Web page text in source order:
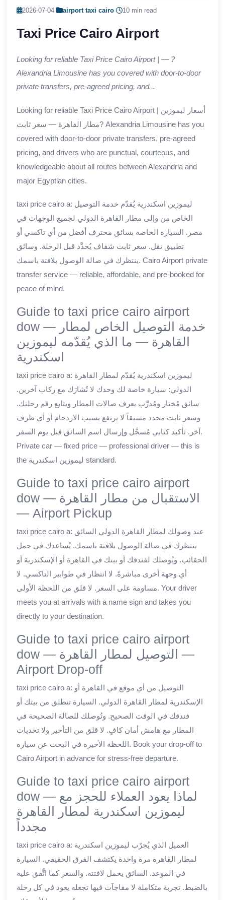
2026-07-04· airport taxi cairo· 10 min read
Taxi Price Cairo Airport
Looking for reliable Taxi Price Cairo Airport | — ?
Alexandria Limousine has you covered with door-to-door
private transfers, pre-agreed pricing, and...
Looking for reliable Taxi Price Cairo Airport | أسعار ليموزين
مطار القاهرة — سعر ثابت? Alexandria Limousine has you
covered with door-to-door private transfers, pre-agreed
pricing, and drivers who are punctual, courteous, and
knowledgeable about all routes between Alexandria and
major Egyptian cities.
taxi price cairo a: ليموزين اسكندرية يُقدّم خدمة التوصيل
الخاص من وإلى مطار القاهرة الدولي لجميع الوجهات في
مصر. السيارة الخاصة بسائق محترف أفضل من أي تاكسي أو
تطبيق نقل. سعر ثابت شفاف يُحدَّد قبل الرحلة. وسائق
ينتظرك في صالة الوصول بلافتة باسمك. Cairo Airport private
transfer service — reliable, affordable, and pre-booked for
peace of mind.
Guide to taxi price cairo airport
dow — خدمة التوصيل الخاص لمطار
القاهرة — ما الذي يُقدّمه ليموزين
اسكندرية
taxi price cairo a: ليموزين اسكندرية يُقدّم لمطار القاهرة
الدولي: سيارة خاصة لك وحدك لا تُشارَك مع ركاب آخرين.
سائق مُختار ومُدرَّب يعرف صالات المطار ويتابع رقم رحلتك.
وسعر ثابت محدد مسبقاً لا يرتفع بسبب الازدحام أو أي ظرف
آخر. تأكيد كتابي مُسجَّل وإرسال اسم السائق قبل يوم السفر.
Private car — fixed price — professional driver — this is
the ليموزين اسكندرية standard.
Guide to taxi price cairo airport
dow — الاستقبال من مطار القاهرة
— Airport Pickup
taxi price cairo a: عند وصولك لمطار القاهرة الدولي السائق
ينتظرك في صالة الوصول بلافتة باسمك. يُساعدك في حمل
الحقائب. ويُوصلك لفندقك أو بيتك في القاهرة أو الإسكندرية أو
أي وجهة أخرى مباشرةً. لا انتظار في طوابير التاكسي. لا
مساومة على السعر. لا قلق من اللحظة الأولى. Your driver
meets you at arrivals with a name sign and takes you
directly to your destination.
Guide to taxi price cairo airport
dow — التوصيل لمطار القاهرة —
Airport Drop-off
taxi price cairo a: التوصيل من أي موقع في القاهرة أو
الإسكندرية لمطار القاهرة الدولي. السيارة تنطلق من بيتك أو
فندقك في الوقت الصحيح. وتُوصلك للصالة الصحيحة في
المطار مع هامش أمان كافٍ. لا قلق من التأخير ولا تحديات
اللحظة الأخيرة في البحث عن سيارة. Book your drop-off to
Cairo Airport in advance for stress-free departure.
Guide to taxi price cairo airport
dow — لماذا يعود العملاء للحجز مع
ليموزين اسكندرية لمطار القاهرة
مجدداً
taxi price cairo a: العميل الذي يُجرّب ليموزين اسكندرية
لمطار القاهرة مرة واحدة يكتشف الفرق الحقيقي. السيارة
في الموعد. السائق يحمل لافتته. والسعر كما اتُّفق عليه
بالضبط. تجربة متكاملة لا مفاجآت فيها تجعله يعود في كل رحلة